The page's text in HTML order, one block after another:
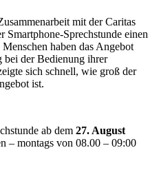
mit der Caritas
Smartphone-Sprechstunde einen
haben das Angebot
bei der Bedienung ihrer
sich schnell, wie groß der
ist.
ab dem 27. August
– montags von 08.00 – 09:00